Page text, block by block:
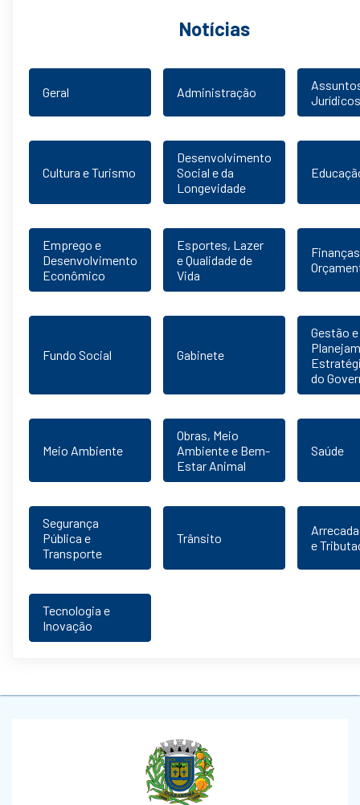
Notícias
Geral Administração
Jurídicos
Cultura e Turismo
Desenvolvimento
Social e da
Longevidade
Emprego e
Desenvolvimento
Econômico
Esportes, Lazer
e Qualidade de
Vida
Fundo Social Gabinete
Gestão e
do
Meio Ambiente
Obras, Meio
Ambiente e Bem-
Estar Animal
Saúde
Segurança
Pública e
Transporte
Trânsito
e
Tecnologia e
Inovação